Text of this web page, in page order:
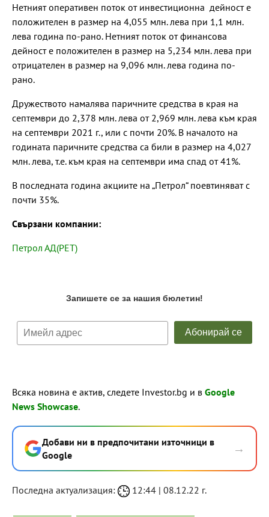
Нетният оперативен поток от инвестиционна дейност е
положителен в размер на 4,055 млн. лева при 1,1 млн.
лева година по-рано. Нетният поток от финансова
дейност е положителен в размер на 5,234 млн. лева при
отрицателен в размер на 9,096 млн. лева година по-
рано.
Дружеството намалява паричните средства в края на
септември до 2,378 млн. лева от 2,969 млн. лева към края
на септември 2021 г., или с почти 20%. В началото на
годината паричните средства са били в размер на 4,027
млн. лева, т.е. към края на септември има спад от 41%.
В последната година акциите на „Петрол“ поевтиняват с
почти 35%.
Свързани компании:
Петрол АД(PET)
Всяка новина е актив, следете Investor.bg и в Google
News Showcase.
Добави ни в предпочитани източници в
Google
→
Последна актуализация: 12:44 | 08.12.22 г.